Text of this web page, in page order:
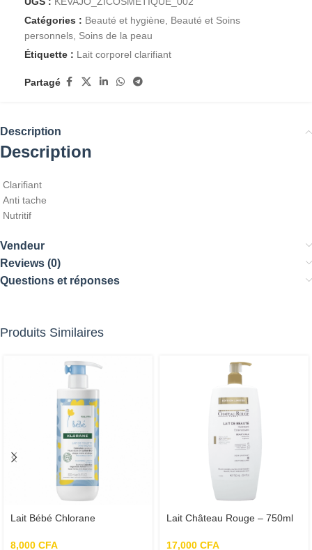
Catégories : Beauté et hygiène
Beauté et Soins
personnels Soins de la peau
Étiquette : Lait corporel clarifiant
Partagé
Description
Description
Clarifiant
Anti tache
Nutritif
Vendeur
Reviews (0)
Questions et réponses
Produits Similaires
Lait Bébé Chlorane
8,000 CFA
Lait Château Rouge – 750ml
17,000 CFA